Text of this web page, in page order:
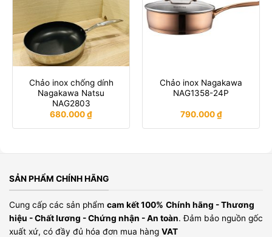
Chảo inox chống dính
Nagakawa Natsu
NAG2803
680.000₫
Chảo inox Nagakawa
NAG1358-24P
790.000₫
SẢN PHẨM CHÍNH HÃNG
Cung cấp các sản phẩm cam kết 100% Chính hãng - Thương
hiệu - Chất lương - Chứng nhận - An toàn. Đảm bảo nguồn gốc
xuất xứ, có đầy đủ hóa đơn mua hàng VAT